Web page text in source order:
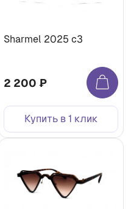
Sharmel 2025 c3
2 200 ₽
Купить в 1 клик